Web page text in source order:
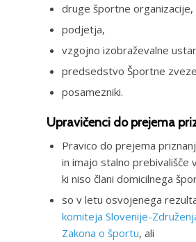
druge športne organizacije,
podjetja,
vzgojno izobraževalne
predsedstvo Športne
posamezniki.
Upravičenci do prejema
Pravico do prejema
in imajo stalno prebivališče
ki niso člani domicilnega
so v letu osvojenega
komiteja Slovenije-
Zakona o športu, ali